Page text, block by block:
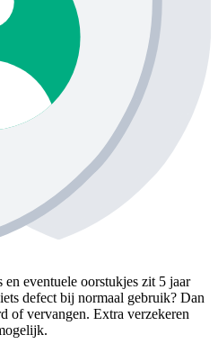
eventuele oorstukjes zit 5 jaar
defect bij normaal gebruik? Dan
of vervangen. Extra verzekeren